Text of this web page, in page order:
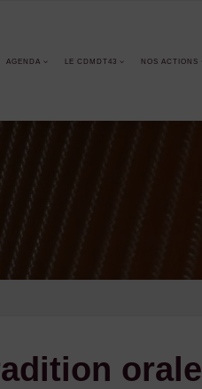
AGENDA LE CDMDT43 NOS ACTIONS
orale